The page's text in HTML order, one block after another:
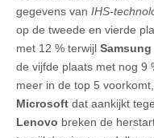
gegevens van IHS-
op de tweede en vierde
met 12 % terwijl Samsung
de vijfde plaats met nog 9
meer in de top 5
Microsoft dat aankijkt
Lenovo breken de